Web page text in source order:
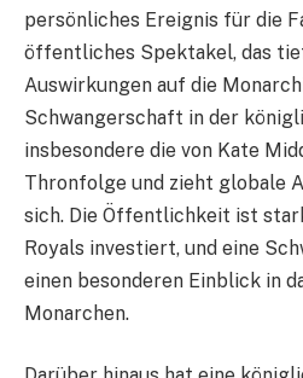
persönliches Ereignis für die
öffentliches Spektakel, das
Auswirkungen auf die
Schwangerschaft in der
insbesondere die von Kate
Thronfolge und zieht globale
sich. Die Öffentlichkeit ist
Royals investiert, und eine
einen besonderen Einblick in
Monarchen.